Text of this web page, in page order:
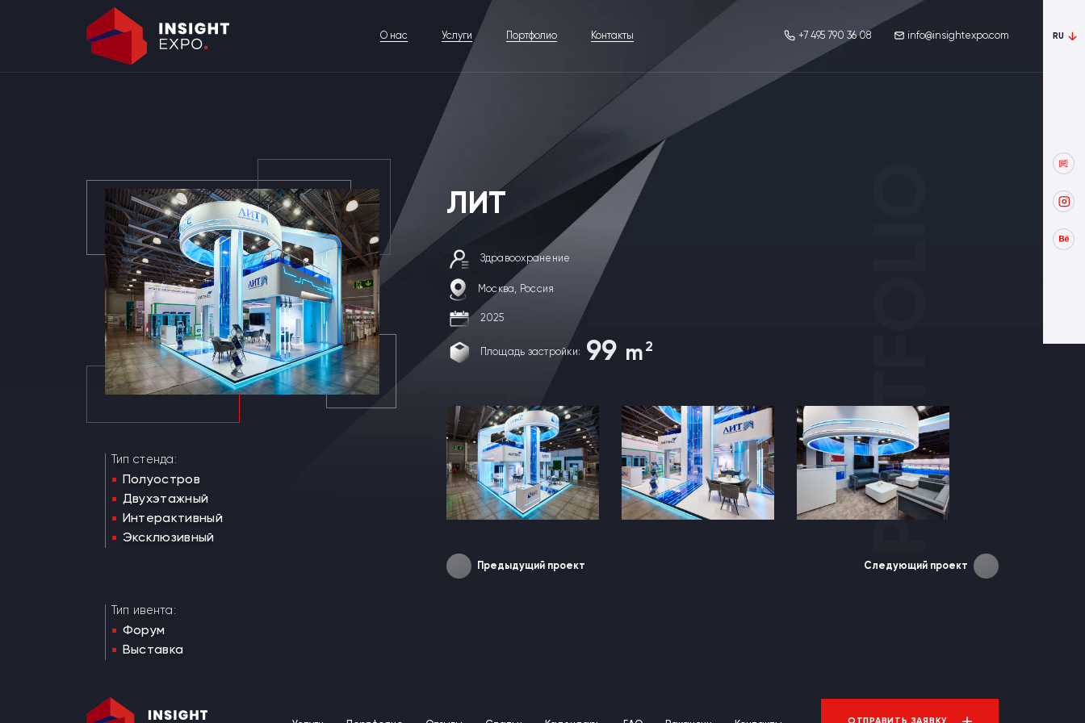
О нас Услуги Портфолио Контакты +7 495 790 36 08 info@insightexpo.com RU
PORTFOLIO
Тип стенда:
Полуостров
Двухэтажный
Интерактивный
Эксклюзивный
Тип ивента:
Форум
Выставка
ЛИТ
Здравоохранение
Москва, Россия
2025
Площадь застройки: 99 m 2
Предыдущий проект Следующий проект